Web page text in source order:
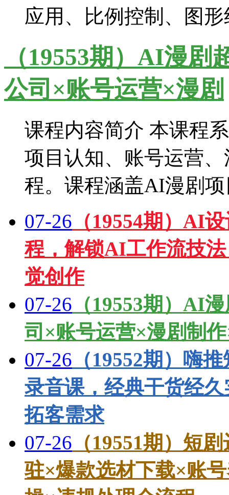
应用、比例控制、图
（19553期）AI漫
公司×账号运营×漫剧
课程内容简介 本课程
项目认知、账号运营
程。课程涵盖AI漫剧
07-26 （19554期）AI
程，解锁AI工作流技
觉创作
07-26 （19553期）AI
司×账号运营×漫剧制
07-26 （19552期）嗨
录音课，经典干货经
拓客需求
07-26 （19551期）短
驻×爆款选材下载×账